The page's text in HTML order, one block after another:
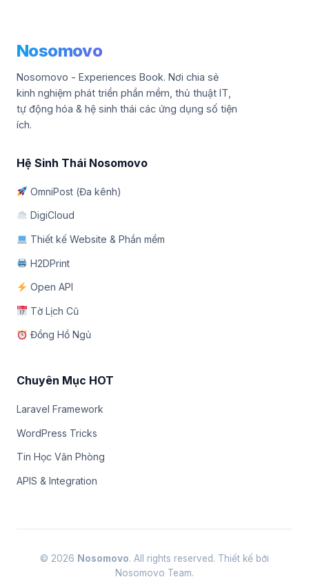
Nosomovo
Nosomovo - Experiences Book. Nơi chia sẻ
kinh nghiệm phát triển phần mềm, thủ thuật IT,
tự động hóa & hệ sinh thái các ứng dụng số tiện
ích.
Hệ Sinh Thái Nosomovo
OmniPost (Đa kênh)
DigiCloud
Thiết kế Website & Phần mềm
H2DPrint
Open API
Tờ Lịch Cũ
Đồng Hồ Ngủ
Chuyên Mục HOT
Laravel Framework
WordPress Tricks
Tin Học Văn Phòng
APIS & Integration
© 2026 Nosomovo. All rights reserved. Thiết kế bởi
Nosomovo Team.